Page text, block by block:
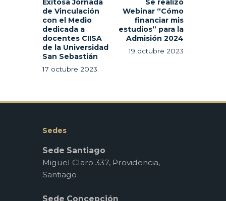
Exitosa Jornada
de Vinculación
con el Medio
dedicada a
docentes CIISA
de la Universidad
San Sebastián
17 octubre 2023
Se realizó
Webinar “Cómo
financiar mis
estudios” para la
Admisión 2024
19 octubre 2023
Sedes
Sede Santiago
Miguel Claro 337, Providencia,
Santiago
Sede Concepción